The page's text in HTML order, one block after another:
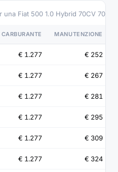
Fiat 500 1.0 Hybrid 70CV 70
CARBURANTE MANUTENZIONE
€ 1.277 € 252
€ 1.277 € 267
€ 1.277 € 281
€ 1.277 € 295
€ 1.277 € 309
€ 1.277 € 324